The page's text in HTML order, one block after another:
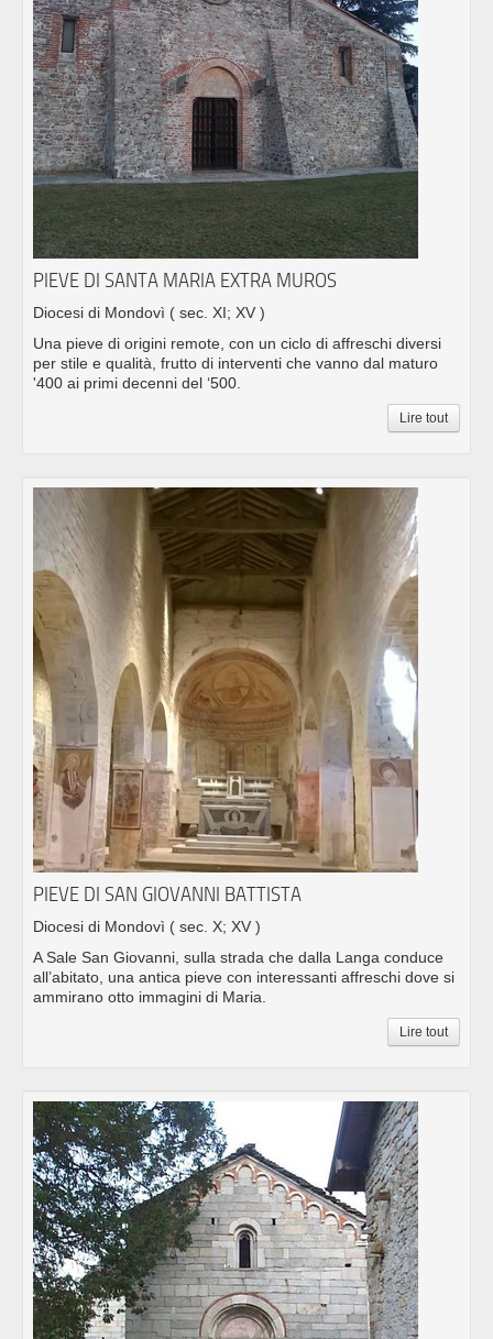
PIEVE DI SANTA MARIA EXTRA MUROS
Diocesi di Mondovì ( sec. XI; XV )
Una pieve di origini remote, con un ciclo di affreschi diversi
per stile e qualità, frutto di interventi che vanno dal maturo
'400 ai primi decenni del ‘500.
Lire tout
PIEVE DI SAN GIOVANNI BATTISTA
Diocesi di Mondovì ( sec. X; XV )
A Sale San Giovanni, sulla strada che dalla Langa conduce
all’abitato, una antica pieve con interessanti affreschi dove si
ammirano otto immagini di Maria.
Lire tout